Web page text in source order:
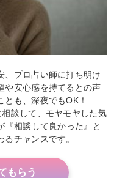
、プロ占い師に打ち明け
や安心感を持てるとの声
も、深夜でもOK！
談して、モヤモヤした気
『相談して良かった』と
チャンスです。
もらう